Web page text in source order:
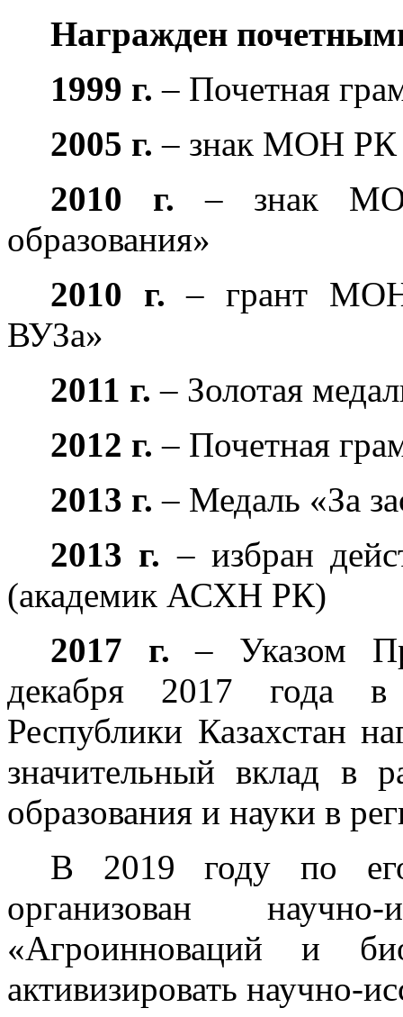
Награжден
1999 г.– Почетная
2005 г.– знак МОН РК
2010 г.– знак
образования»
2010 г.– грант
ВУЗа»
2011 г.– Золотая
2012 г.– Почетная
2013 г.– Медаль «За
2013 г.– избран
(академик АСХН РК)
2017 г. – Указом
декабря 2017 года
Республики Казахстан
значительный вклад в
образования и науки в
В 2019 году по его
организован научно-
«Агроинноваций и
активизировать научно-